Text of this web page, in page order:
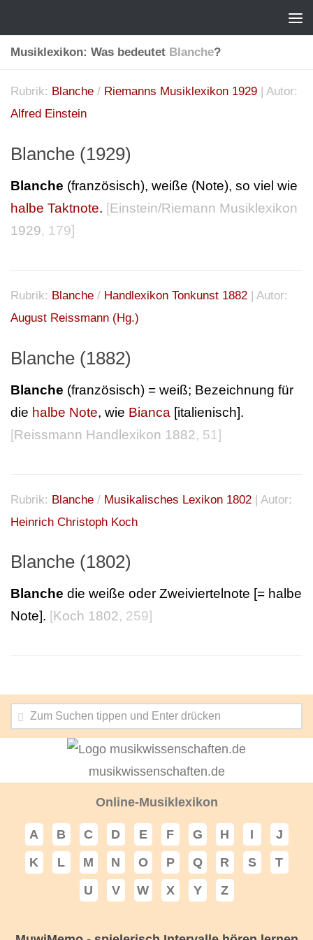
Musiklexikon: Was bedeutet Blanche?
Rubrik: Blanche / Riemanns Musiklexikon 1929 | Autor:
Alfred Einstein
Blanche (1929)
Blanche (französisch), weiße (Note), so viel wie
halbe Taktnote. [Einstein/Riemann Musiklexikon
1929, 179]
Rubrik: Blanche / Handlexikon Tonkunst 1882 | Autor:
August Reissmann (Hg.)
Blanche (1882)
Blanche (französisch) = weiß; Bezeichnung für
die halbe Note, wie Bianca [italienisch].
[Reissmann Handlexikon 1882, 51]
Rubrik: Blanche / Musikalisches Lexikon 1802 | Autor:
Heinrich Christoph Koch
Blanche (1802)
Blanche die weiße oder Zweiviertelnote [= halbe
Note]. [Koch 1802, 259]
musikwissenschaften.de
Online-Musiklexikon
A B C D E F G H I
J
K
L M N O P Q R S
T
U
V W X Y Z